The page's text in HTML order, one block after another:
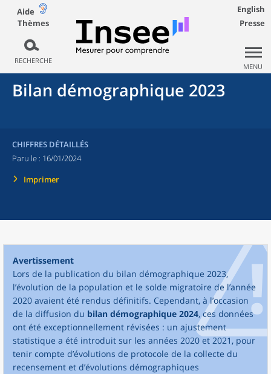
Aide
Thèmes
RECHERCHE
English
Presse
MENU
Bilan démographique 2023
CHIFFRES DÉTAILLÉS
Paru le : 16/01/2024
Imprimer
Avertissement
Lors de la publication du bilan démographique 2023,
l’évolution de la population et le solde migratoire de l’année
2020 avaient été rendus définitifs. Cependant, à l’occasion
de la diffusion du bilan démographique 2024, ces données
ont été exceptionnellement révisées : un ajustement
statistique a été introduit sur les années 2020 et 2021, pour
tenir compte d’évolutions de protocole de la collecte du
recensement et d’évolutions démographiques